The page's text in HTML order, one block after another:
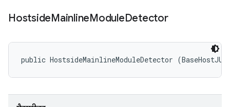
HostsideMainlineModuleDetector
public HostsideMainlineModuleDetector